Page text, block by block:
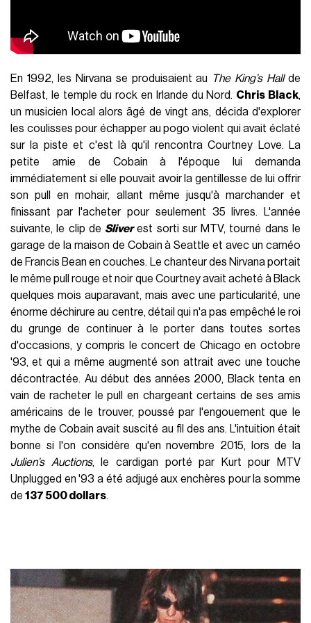
En 1992, les Nirvana se produisaient au The King’s Hallde
Belfast, le temple du rock en Irlande du Nord. Chris Black,
un musicien local alors âgé de vingt ans, décida d'explorer
les coulisses pour échapper au pogo violent qui avait éclaté
sur la piste et c'est là qu'il rencontra Courtney Love. La
petite amie de Cobain à l'époque lui demanda
immédiatement si elle pouvait avoir la gentillesse de lui offrir
son pull en mohair, allant même jusqu'à marchander et
finissant par l'acheter pour seulement 35 livres. L'année
suivante, le clip de Sliverest sorti sur MTV, tourné dans le
garage de la maison de Cobain à Seattle et avec un caméo
de Francis Bean en couches. Le chanteur des Nirvana portait
le même pull rouge et noir que Courtney avait acheté à Black
quelques mois auparavant, mais avec une particularité, une
énorme déchirure au centre, détail qui n'a pas empêché le roi
du grunge de continuer à le porter dans toutes sortes
d'occasions, y compris le concert de Chicago en octobre
'93, et qui a même augmenté son attrait avec une touche
décontractée. Au début des années 2000, Black tenta en
vain de racheter le pull en chargeant certains de ses amis
américains de le trouver, poussé par l'engouement que le
mythe de Cobain avait suscité au fil des ans. L'intuition était
bonne si l'on considère qu'en novembre 2015, lors de la
Julien’s Auctions, le cardigan porté par Kurt pour MTV
Unplugged en '93 a été adjugé aux enchères pour la somme
de137 500 dollars.